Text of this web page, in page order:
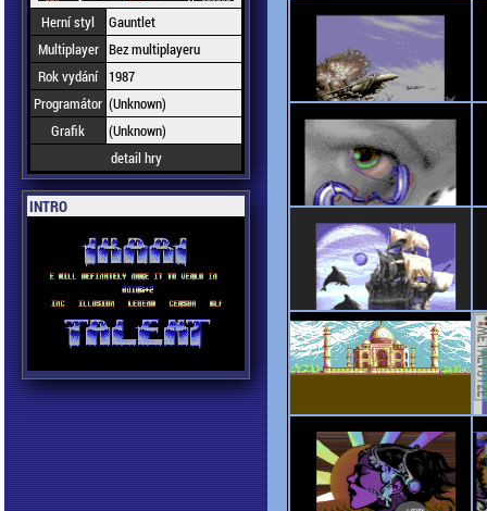
Herní styl
Gauntlet
Multiplayer Bez multiplayeru
Rok vydání
1987
Programátor (Unknown)
Grafik
(Unknown)
detail hry
INTRO